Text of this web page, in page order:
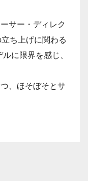
サー・ディレク
ち上げに関わる
に限界を感じ、
、ほそぼそとサ